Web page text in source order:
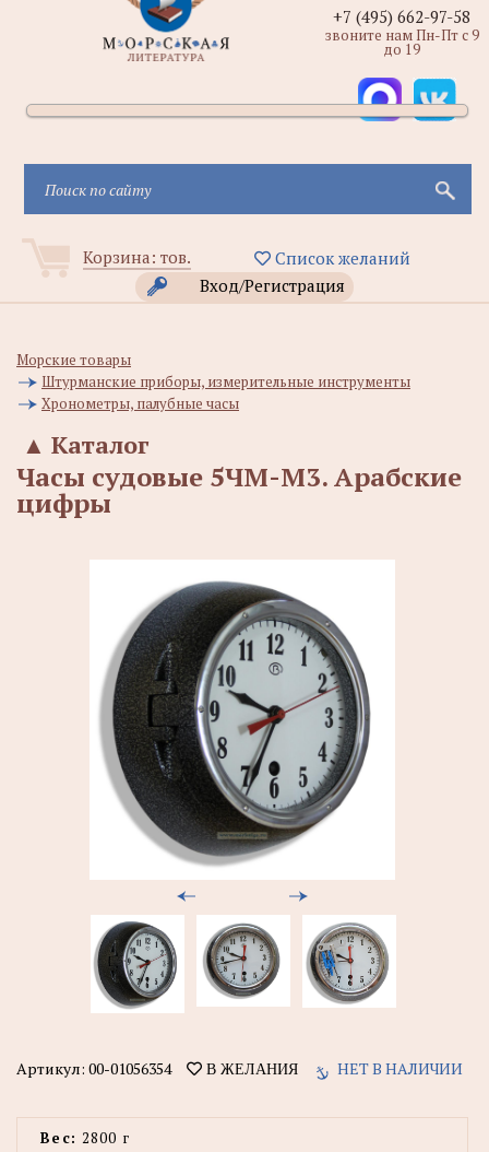
Корзина: тов.
Список желаний
Вход/Регистрация
+7 (495) 662-97-58
звоните нам Пн-Пт с 9
до 19
Морские товары
Штурманские приборы, измерительные инструменты
Хронометры, палубные часы
Каталог
▲
Часы судовые 5ЧМ-М3. Арабские
цифры
Артикул: 00-01056354 В ЖЕЛАНИЯ НЕТ В НАЛИЧИИ
Вес: 2800 г